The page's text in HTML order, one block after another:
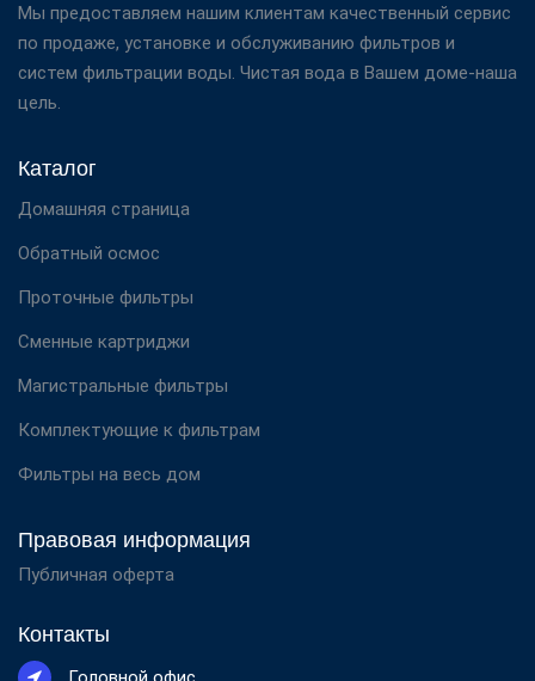
Мы предоставляем нашим клиентам качественный сервис
по продаже, установке и обслуживанию фильтров и
систем фильтрации воды. Чистая вода в Вашем доме-наша
цель.
Каталог
Домашняя страница
Обратный осмос
Проточные фильтры
Сменные картриджи
Магистральные фильтры
Комплектующие к фильтрам
Фильтры на весь дом
Правовая информация
Публичная оферта
Контакты